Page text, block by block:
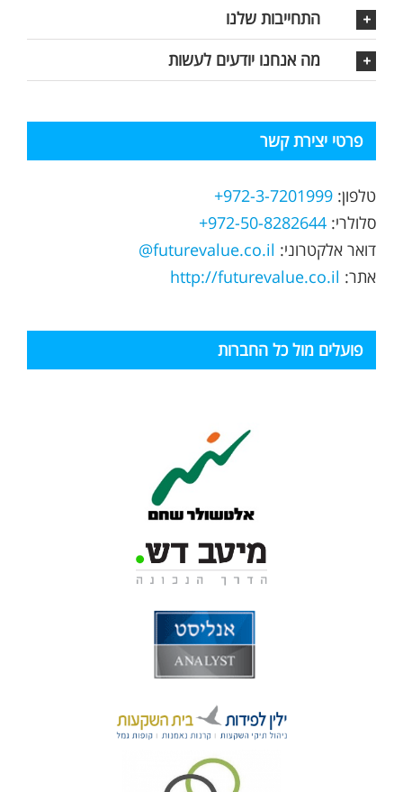
התחייבות שלנו
מה אנחנו יודעים לעשות
פרטי יצירת קשר
טלפון: 972-3-7201999+
סלולרי: 972-50-8282644+
דואר אלקטרוני: futurevalue.co.il@
אתר: http://futurevalue.co.il
פועלים מול כל החברות